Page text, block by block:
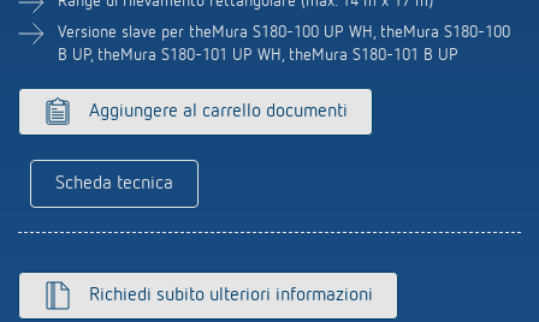
efficiente e a costi vantaggiosi
Controllo dell'ora e della luce
Rilevatore di presenza e rilevatore di
Storia
Versione slave per theMura S180-100 UP WH, theMura S180-100
B UP, theMura S180-101 UP WH, theMura S180-101 B UP
Aggiungere al carrello documenti
Scheda tecnica
Richiedi subito ulteriori informazioni